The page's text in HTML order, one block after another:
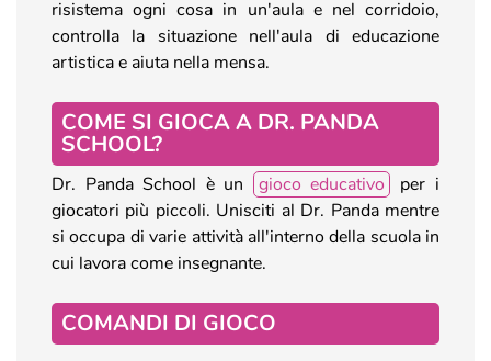
risistema ogni cosa in un'aula e nel corridoio,
controlla la situazione nell'aula di educazione
artistica e aiuta nella mensa.
COME SI GIOCA A DR. PANDA
SCHOOL?
Dr. Panda School è un gioco educativo
per i
giocatori più piccoli. Unisciti al Dr. Panda mentre
si occupa di varie attività all'interno della scuola in
cui lavora come insegnante.
COMANDI DI GIOCO